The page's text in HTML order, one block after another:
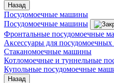
Назад
Посудомоечные машины
Посудомоечные машины
Фронтальные посудомоечные
Аксессуары для
Стаканомоечные машины
Котломоечные и туннельные
Купольные посудомоечные
Назад